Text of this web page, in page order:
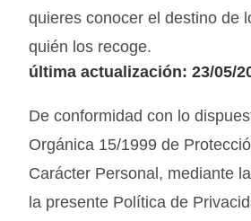
quieres conocer el destino de
quién los recoge.
última actualización: 23/05/
De conformidad con lo
Orgánica 15/1999 de
Carácter Personal, mediante
la presente Política de